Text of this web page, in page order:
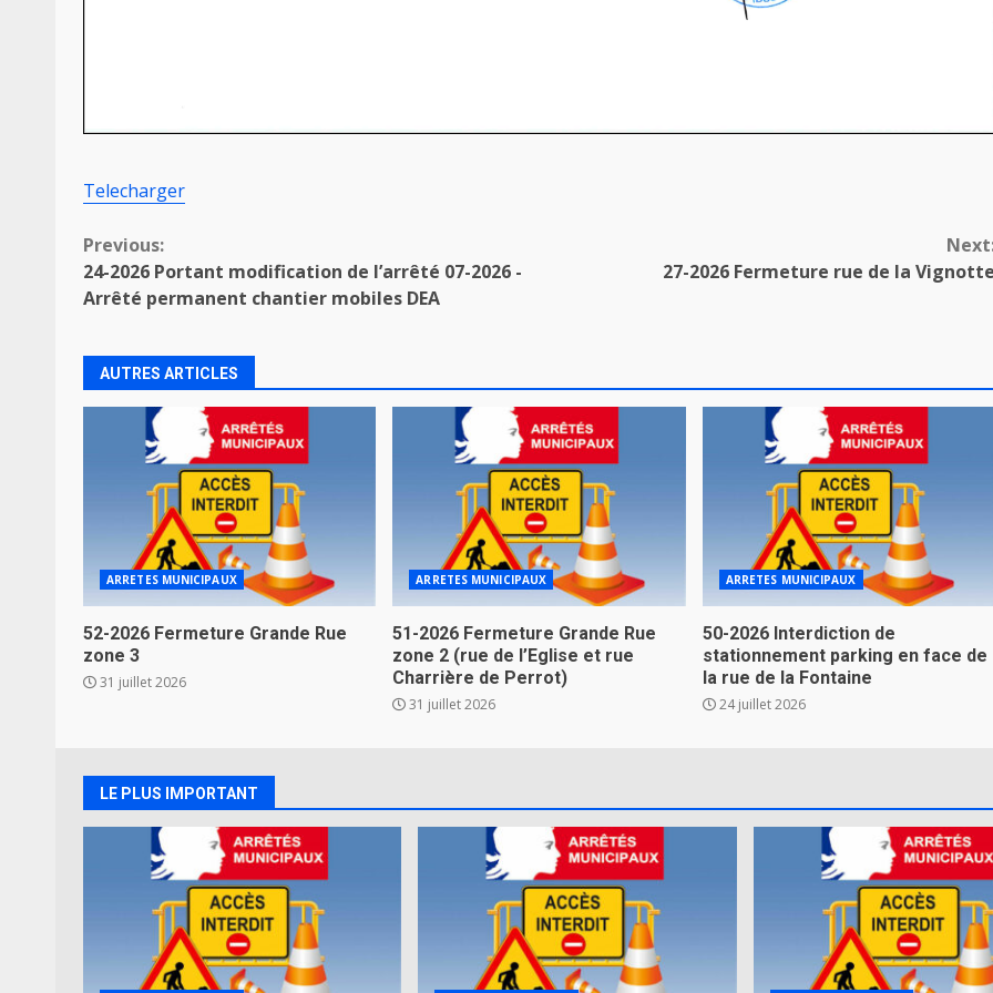
Telecharger
Continue
Reading
Previous:
24-2026 Portant modification de l’arrêté 07-2026 -
Arrêté permanent chantier mobiles DEA
27-2026 Fermeture rue de la
AUTRES ARTICLES
ARRETES MUNICIPAUX
52-2026 Fermeture Grande Rue
zone 3
31 juillet 2026
ARRETES MUNICIPAUX
51-2026 Fermeture Grande Rue
zone 2 (rue de l’Eglise et rue
Charrière de Perrot)
31 juillet 2026
ARRETES MUNICIPAUX
50-2026 Interdiction de
stationnement parking en face de
la rue de la Fontaine
24 juillet 2026
LE PLUS IMPORTANT